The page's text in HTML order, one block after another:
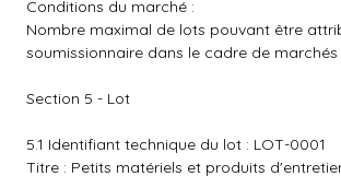
Conditions du marché :
Nombre maximal de lots pouvant être
soumissionnaire dans le cadre de marchés
Section 5 - Lot
5.1 Identifiant technique du lot : LOT-0001
Titre : Petits matériels et produits